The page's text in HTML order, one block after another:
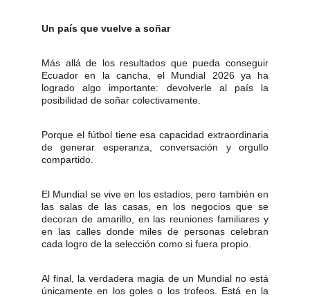
Un país que vuelve a soñar
Más allá de los resultados que pueda conseguir
Ecuador en la cancha, el Mundial 2026 ya ha
logrado algo importante: devolverle al país la
posibilidad de soñar colectivamente.
Porque el fútbol tiene esa capacidad extraordinaria
de generar esperanza, conversación y orgullo
compartido.
El Mundial se vive en los estadios, pero también en
las salas de las casas, en los negocios que se
decoran de amarillo, en las reuniones familiares y
en las calles donde miles de personas celebran
cada logro de la selección como si fuera propio.
Al final, la verdadera magia de un Mundial no está
únicamente en los goles o los trofeos. Está en la